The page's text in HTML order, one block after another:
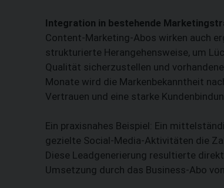
Integration in bestehende
Content-Marketing-Abos wirken auch
strukturierte Herangehensweise, um
Qualität sicherzustellen und
Monate wird die Markenbekanntheit
Vertrauen und eine starke
Ein praxisnahes Beispiel: Ein
gezielte Social-Media-Aktivitäten die
Diese Leadgenerierung resultierte
Umsetzung durch das Business-Abo